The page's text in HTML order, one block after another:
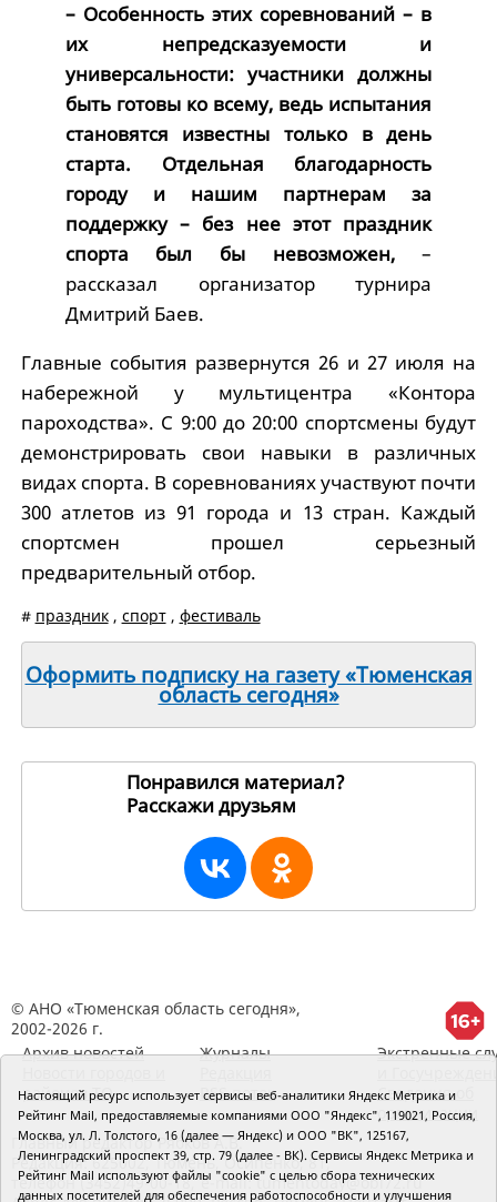
– Особенность этих соревнований – в
их непредсказуемости и
универсальности: участники должны
быть готовы ко всему, ведь испытания
становятся известны только в день
старта. Отдельная благодарность
городу и нашим партнерам за
поддержку – без нее этот праздник
спорта был бы невозможен,–
рассказал организатор турнира
Дмитрий Баев.
Главные события развернутся 26 и 27 июля на
набережной у мультицентра «Контора
пароходства». С 9:00 до 20:00 спортсмены будут
демонстрировать свои навыки в различных
видах спорта. В соревнованиях участвуют почти
300 атлетов из 91 города и 13 стран. Каждый
спортсмен прошел серьезный
предварительный отбор.
# праздник, спорт, фестиваль
Оформить подписку на газету «Тюменская
область сегодня»
Понравился материал?
Расскажи друзьям
© АНО «Тюменская область сегодня»,
2002-2026 г.
Архив новостей
районов ТО
Журналы
RSS поток
Экстренные
Сведения об
организации
Главный редактор Рябков А.В.
Редакция: 625002, Тюмень, Осипенко, 81,
телефон (3452)49-00-18, e-mail: tumentoday@obl72.ru
Настоящий ресурс использует сервисы веб-аналитики Яндекс Метрика и
Рейтинг Mail, предоставляемые компаниями ООО "Яндекс", 119021, Россия,
Москва, ул. Л. Толстого, 16 (далее — Яндекс) и ООО "ВК", 125167,
Ленинградский проспект 39, стр. 79 (далее - ВК). Сервисы Яндекс Метрика и
Рейтинг Mail используют файлы "cookie" с целью сбора технических
данных посетителей для обеспечения работоспособности и улучшения